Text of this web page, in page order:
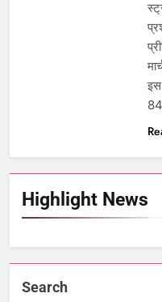
Highlight News
Search